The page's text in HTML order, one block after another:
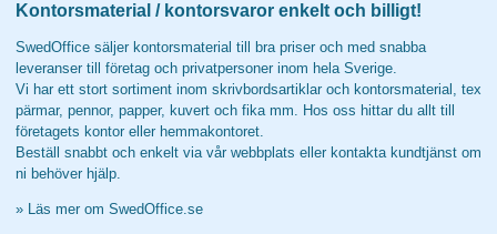
Kontorsmaterial / kontorsvaror enkelt och billigt!
SwedOffice säljer kontorsmaterial till bra priser och med snabba
leveranser till företag och privatpersoner inom hela Sverige.
Vi har ett stort sortiment inom skrivbordsartiklar och kontorsmaterial, tex
pärmar, pennor, papper, kuvert och fika mm. Hos oss hittar du allt till
företagets kontor eller hemmakontoret.
Beställ snabbt och enkelt via vår webbplats eller kontakta kundtjänst om
ni behöver hjälp.
» Läs mer om SwedOffice.se